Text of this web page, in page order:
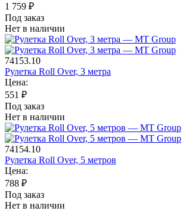
1 759 ₽
Под заказ
Нет в наличии
74153.10
Рулетка Roll Over, 3 метра
Цена:
551 ₽
Под заказ
Нет в наличии
74154.10
Рулетка Roll Over, 5 метров
Цена:
788 ₽
Под заказ
Нет в наличии